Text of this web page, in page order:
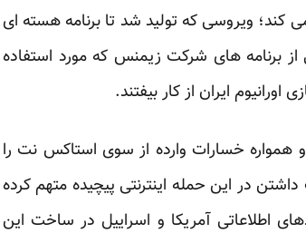
کند؛ ویروسی که تولید شد تا برنامه هسته ای
از برنامه های شرکت زیمنس که مورد استفاده
ایران از کار بیفتند.
همواره خسارات وارده از سوی استاکس نت را
در این حمله اینترنتی پیچیده متهم کرده
اطلاعاتی آمریکا و اسراییل در ساخت این